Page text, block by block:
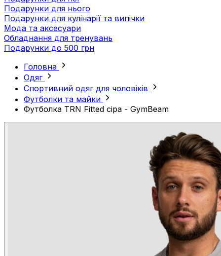
Подарунки для нього
Подарунки для кулінарії та випічки
Мода та аксесуари
Обладнання для тренувань
Подарунки до 500 грн
Головна
Одяг
Спортивний одяг для чоловіків
Футболки та майки
Футболка TRN Fitted сіра - GymBeam